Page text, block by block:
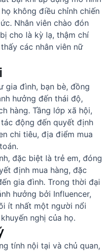
không điều chỉnh chiến
Nhân viên chào đón
cho là kỳ lạ, thậm chí
các nhân viên nữ
gia đình, bạn bè, đồng
hưởng đến thái độ,
hàng. Tầng lớp xã hội,
động đến quyết định
chi tiêu, địa điểm mua
đặc biệt là trẻ em, đóng
định mua hàng, đặc
gia đình. Trong thời đại
hưởng bởi Influencer,
ít nhất một người nổi
nghị của họ.
tính nội tại và chủ quan,